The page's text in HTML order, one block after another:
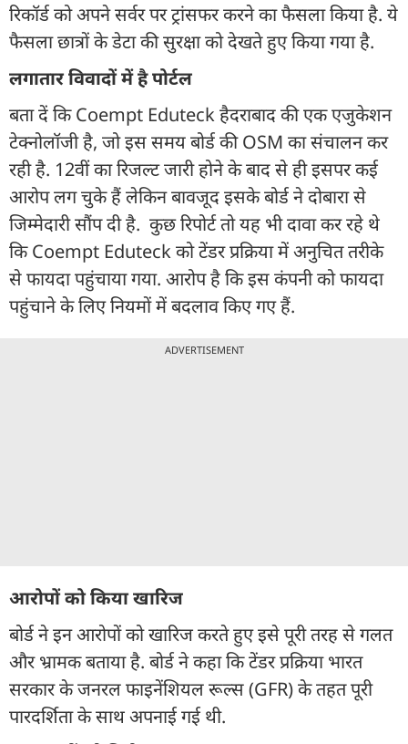
रिकॉर्ड को अपने सर्वर पर ट्रांसफर करने का फैसला किया है. ये
फैसला छात्रों के डेटा की सुरक्षा को देखते हुए किया गया है.
लगातार विवादों में है पोर्टल
बता दें कि Coempt Eduteck हैदराबाद की एक एजुकेशन
टेक्नोलॉजी है, जो इस समय बोर्ड की OSM का संचालन कर
रही है. 12वीं का रिजल्ट जारी होने के बाद से ही इसपर कई
आरोप लग चुके हैं लेकिन बावजूद इसके बोर्ड ने दोबारा से
जिम्मेदारी सौंप दी है. कुछ रिपोर्ट तो यह भी दावा कर रहे थे
कि Coempt Eduteck को टेंडर प्रक्रिया में अनुचित तरीके
से फायदा पहुंचाया गया. आरोप है कि इस कंपनी को फायदा
पहुंचाने के लिए नियमों में बदलाव किए गए हैं.
ADVERTISEMENT
आरोपों को किया खारिज
बोर्ड ने इन आरोपों को खारिज करते हुए इसे पूरी तरह से गलत
और भ्रामक बताया है. बोर्ड ने कहा कि टेंडर प्रक्रिया भारत
सरकार के जनरल फाइनेंशियल रूल्स (GFR) के तहत पूरी
पारदर्शिता के साथ अपनाई गई थी.